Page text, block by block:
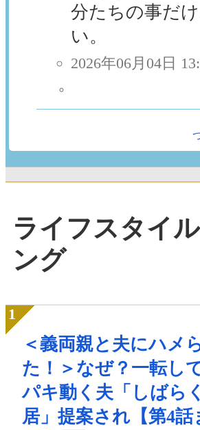
分たちの事だ
い。
2026年06月04日
ライフスタイ
ング
＜義両親と夫にハメ
た！＞なぜ？一転し
パキ動く夫「しばら
居」提案され【第4話